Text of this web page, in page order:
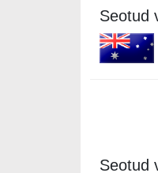
Seotud
Seotud